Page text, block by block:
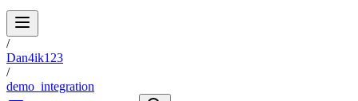
/
Dan4ik123
/
demo_integration